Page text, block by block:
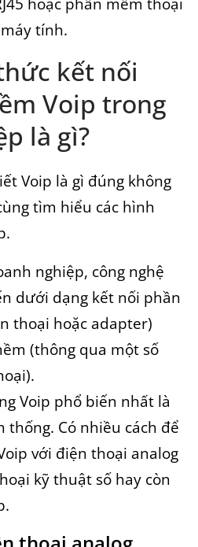
tính.
kết nối
Voip trong
là gì?
Voip là gì đúng không
tìm hiểu các hình
nghiệp, công nghệ
dưới dạng kết nối phần
thoại hoặc adapter)
(thông qua một số
Voip phổ biến nhất là
Có nhiều cách để
với điện thoại analog
kỹ thuật số hay còn